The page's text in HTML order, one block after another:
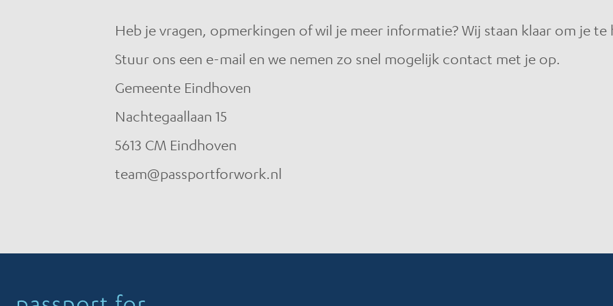
Heb je vragen, opmerkingen of wil je meer informatie? Wij staan klaar om je te
Stuur ons een e-mail en we nemen zo snel mogelijk contact met je op.
Gemeente Eindhoven
Nachtegaallaan 15
5613 CM Eindhoven
team@passportforwork.nl